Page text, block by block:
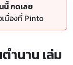
นี้ กดเลย
นื่องที่ Pinto
ำนาน เล่ม